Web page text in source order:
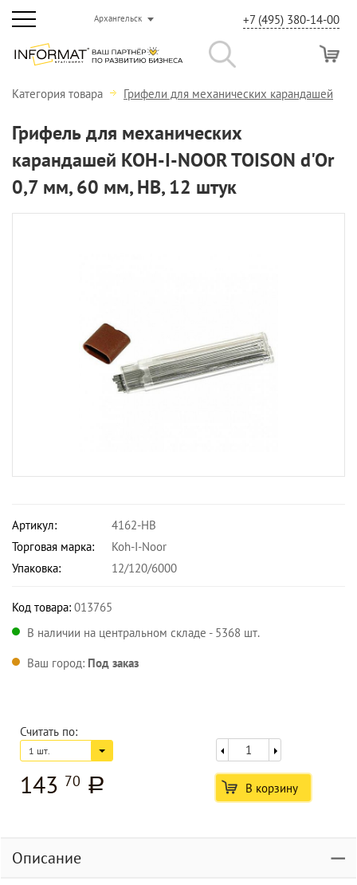
Архангельск +7 (495) 380-14-00
Категория товара Грифели для механических карандашей
Грифель для механических
карандашей KOH-I-NOOR TOISON d'Or
0,7 мм, 60 мм, НВ, 12 штук
Артикул:
4162-HB
Торговая марка:
Koh-I-Noor
Упаковка:
12/120/6000
Код товара: 013765
В наличии на центральном складе - 5368 шт.
Ваш город: Под заказ
Считать по:
1 шт.
143 70 a В корзину
Описание